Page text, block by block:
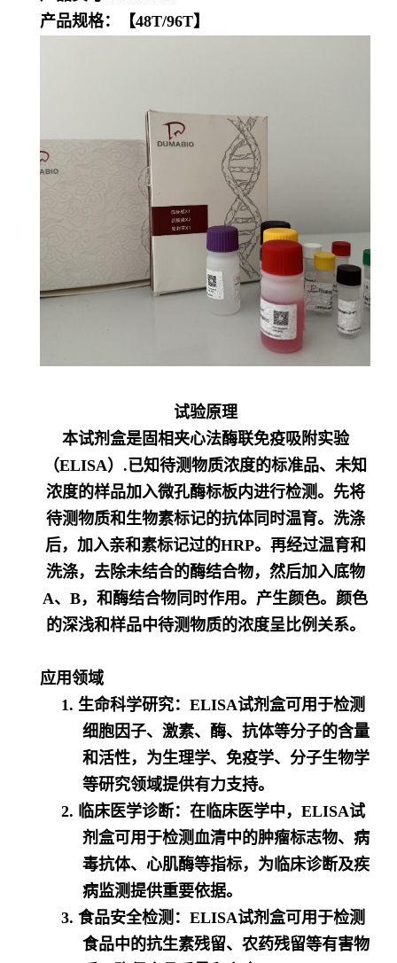
产品规格：【48T/96T】
试验原理
本试剂盒是固相夹心法酶联免疫吸附实验
（ELISA）.已知待测物质浓度的标准品、未知
浓度的样品加入微孔酶标板内进行检测。先将
待测物质和生物素标记的抗体同时温育。洗涤
后，加入亲和素标记过的HRP。再经过温育和
洗涤，去除未结合的酶结合物，然后加入底物
A、B，和酶结合物同时作用。产生颜色。颜色
的深浅和样品中待测物质的浓度呈比例关系。
应用领域
1. 生命科学研究：ELISA试剂盒可用于检测
细胞因子、激素、酶、抗体等分子的含量
和活性，为生理学、免疫学、分子生物学
等研究领域提供有力支持。
2. 临床医学诊断：在临床医学中，ELISA试
剂盒可用于检测血清中的肿瘤标志物、病
毒抗体、心肌酶等指标，为临床诊断及疾
病监测提供重要依据。
3. 食品安全检测：ELISA试剂盒可用于检测
食品中的抗生素残留、农药残留等有害物